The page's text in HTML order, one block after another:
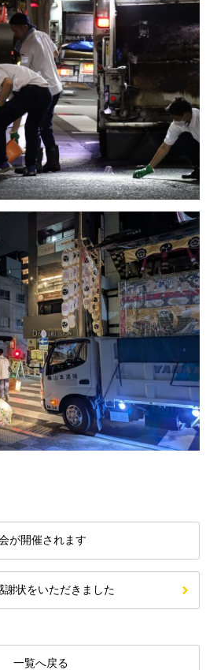
が開催されます
一覧へ戻る
謝状をいただきました